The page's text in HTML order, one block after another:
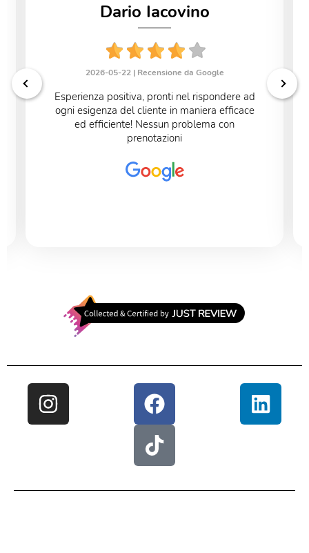
Dario Iacovino
2026-05-22 | Recensione da Google
Esperienza positiva, pronti nel rispondere ad
ogni esigenza del cliente in maniera efficace
ed efficiente! Nessun problema con
prenotazioni